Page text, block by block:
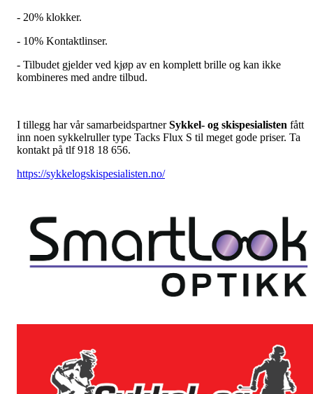
- 20% klokker.
- 10% Kontaktlinser.
- Tilbudet gjelder ved kjøp av en komplett brille og kan ikke
kombineres med andre tilbud.
I tillegg har vår samarbeidspartnerSykkel- og skispesialisten fått
inn noen sykkelruller type Tacks Flux S til meget gode priser. Ta
kontakt på tlf 918 18 656.
https://sykkelogskispesialisten.no/